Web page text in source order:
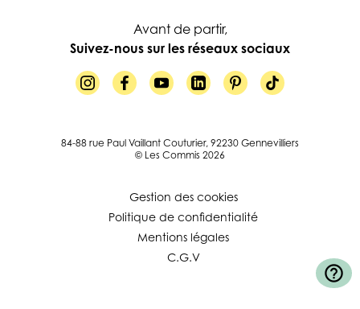
Avant de partir,
Suivez-nous sur les réseaux sociaux
84-88 rue Paul Vaillant Couturier, 92230 Gennevilliers
© Les Commis 2026
Gestion des cookies
Politique de confidentialité
Mentions légales
C.G.V
help_outline